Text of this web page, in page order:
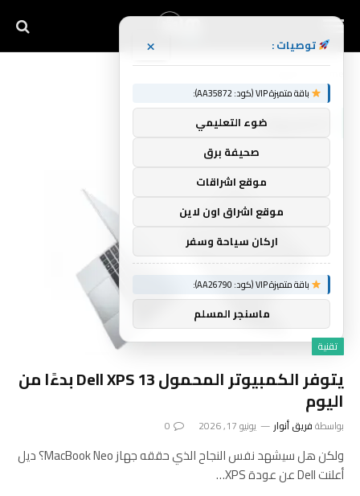
الكمبيوتر
تقنية
يتوفر الكمبيوتر المحمول Dell XPS 13 بدءًا من
اليوم
بواسطةفريق أنوار يونيو 17, 2026 0
ولكن هل سيشهد نفس النجاح الذي حققه جهاز MacBook Neo؟ ديل
أعلنت Dell عن عودة XPS…
توصيات : ×
باقة متميزة VIP (كود: AA35872):
ضوء التعليمي
صحيفة برق
موقع اشراقات
موقع اشراق اون لاين
اركان سياحة وسفر
باقة متميزة VIP (كود: AA26790):
ماسنجر المسلم